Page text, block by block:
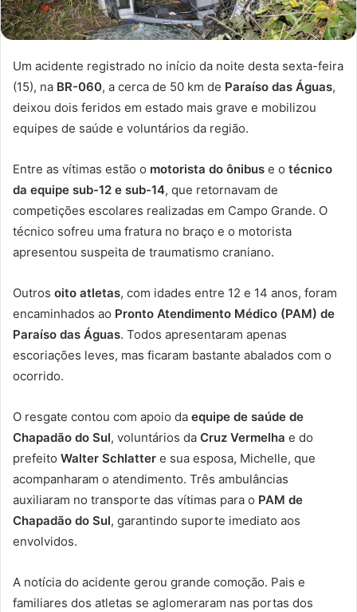
Um acidente registrado no início da noite desta sexta-feira
(15), na BR-060, a cerca de 50 km de Paraíso das Águas,
deixou dois feridos em estado mais grave e mobilizou
equipes de saúde e voluntários da região.
Entre as vítimas estão o motorista do ônibus e o técnico
da equipe sub-12 e sub-14, que retornavam de
competições escolares realizadas em Campo Grande. O
técnico sofreu uma fratura no braço e o motorista
apresentou suspeita de traumatismo craniano.
Outros oito atletas, com idades entre 12 e 14 anos, foram
encaminhados ao Pronto Atendimento Médico (PAM) de
Paraíso das Águas. Todos apresentaram apenas
escoriações leves, mas ficaram bastante abalados com o
ocorrido.
O resgate contou com apoio da equipe de saúde de
Chapadão do Sul, voluntários da Cruz Vermelha e do
prefeito Walter Schlatter e sua esposa, Michelle, que
acompanharam o atendimento. Três ambulâncias
auxiliaram no transporte das vítimas para o PAM de
Chapadão do Sul, garantindo suporte imediato aos
envolvidos.
A notícia do acidente gerou grande comoção. Pais e
familiares dos atletas se aglomeraram nas portas dos